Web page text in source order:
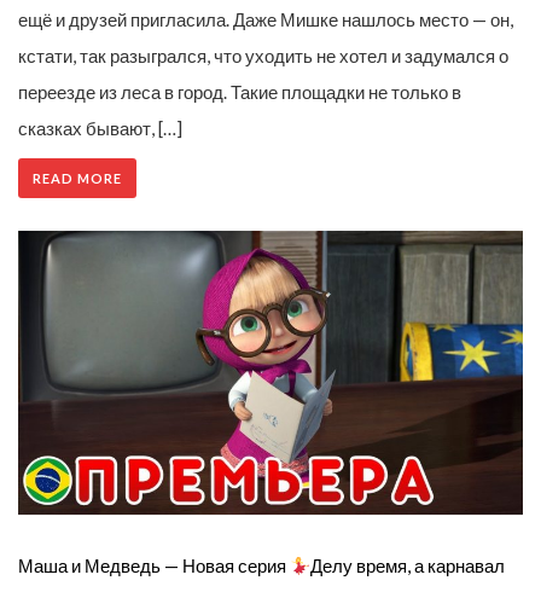
ещё и друзей пригласила. Даже Мишке нашлось место — он,
кстати, так разыгрался, что уходить не хотел и задумался о
переезде из леса в город. Такие площадки не только в
сказках бывают, […]
READ MORE
Маша и Медведь — Новая серия Делу время, а карнавал